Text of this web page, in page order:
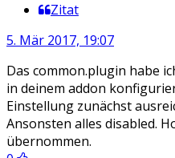
Zitat
5. Mär 2017, 19:07
Das common.plugin habe
in deinem addon
Einstellung zunächst
Ansonsten alles disabled.
übernommen.